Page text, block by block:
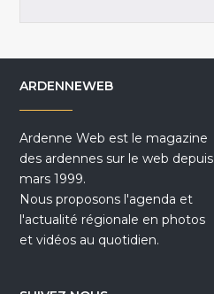
ARDENNEWEB
Ardenne Web est le magazine
des ardennes sur le web depuis
mars 1999.
Nous proposons l'agenda et
l'actualité régionale en photos
et vidéos au quotidien.